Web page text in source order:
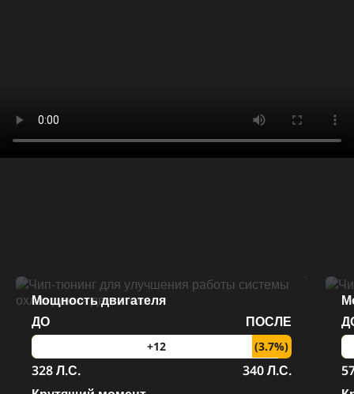
Мощность двигателя
ДО
ПОСЛЕ
+12 (3.7%)
328 Л.С.
340 Л.С.